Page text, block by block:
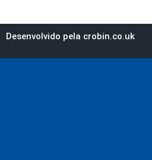
Desenvolvido pela crobin.co.uk